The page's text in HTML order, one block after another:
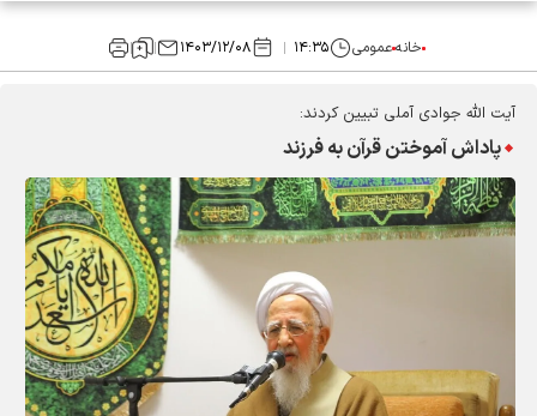
خانهعمومی ۱۴:۳۵ ۱۴۰۳/۱۲/۰۸
آیت الله جوادی آملی تبیین کردند:
پاداش آموختن قرآن به فرزند